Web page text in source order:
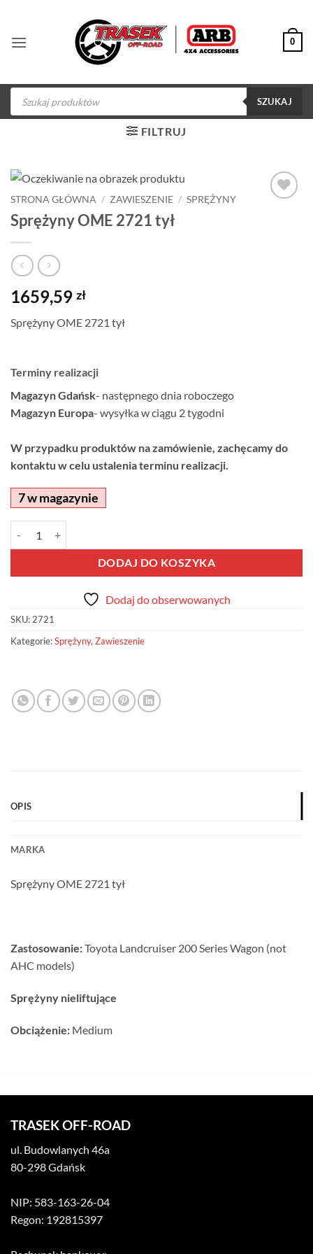
zawartości
0
Wyszukiwarka
produktów
SZUKAJ
FILTRUJ
STRONA GŁÓWNA / ZAWIESZENIE / SPRĘŻYNY
Sprężyny OME 2721 tył
1659,59 zł
Sprężyny OME 2721 tył
Terminy realizacji
Magazyn Gdańsk- następnego dnia roboczego
Magazyn Europa- wysyłka w ciągu 2 tygodni
W przypadku produktów na zamówienie, zachęcamy do
kontaktu w celu ustalenia terminu realizacji.
7 w magazynie
DODAJ DO KOSZYKA
Alternative:
Dodaj do obserwowanych
SKU:2721
Kategorie:Sprężyny,Zawieszenie
OPIS
MARKA
Sprężyny OME 2721 tył
Zastosowanie:Toyota Landcruiser 200 Series Wagon (not
AHC models)
Sprężyny nieliftujące
Obciążenie: Medium
TRASEK OFF-ROAD
ul. Budowlanych 46a
80-298 Gdańsk
NIP: 583-163-26-04
Regon: 192815397